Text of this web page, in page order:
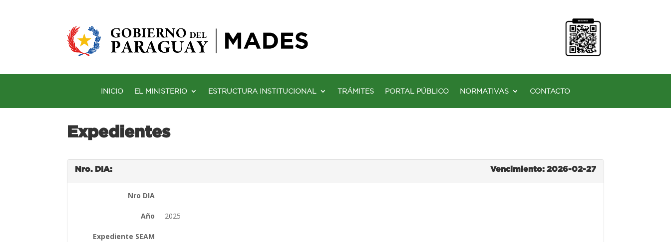
INICIO EL MINISTERIO ESTRUCTURA INSTITUCIONAL TRÁMITES PORTAL PÚBLICO NORMATIVAS CONTACTO
Expedientes
Nro. DIA: Vencimiento: 2026-02-27
Nro DIA
Año 2025
Expediente SEAM